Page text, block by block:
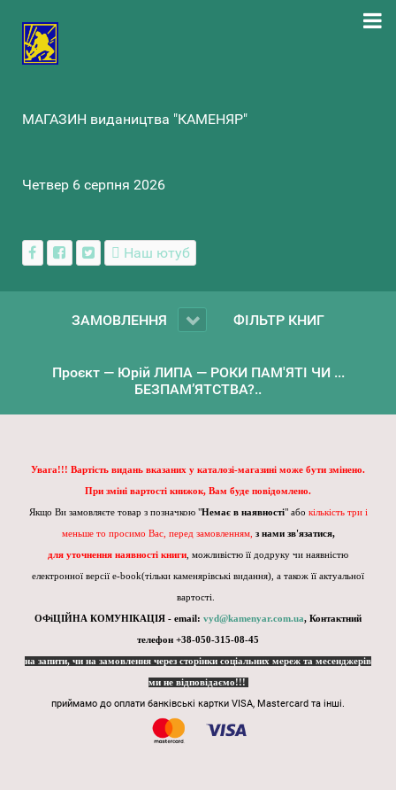
МАГАЗИН видаництва "КАМЕНЯР"
Четвер 6 серпня 2026
Наш ютуб
ЗАМОВЛЕННЯ ФІЛЬТР КНИГ
Проєкт — Юрій ЛИПА — РОКИ ПАМ'ЯТІ ЧИ ...
БЕЗПАМ’ЯТСТВА?..
Увага!!! Вартість видань вказаних у каталозі-магазині може бути змінено.
При зміні вартості книжок, Вам буде повідомлено.
Якщо Ви замовляєте товар з позначкою "Немає в наявності" або кількість три і
меньше то просимо Вас, перед замовленням, з нами зв'язатися,
для уточнення наявності книги , можливістю її додруку чи наявністю
електронної версії e-book(тільки каменярівські видання), а також її актуальної
вартості.
ОФіЦІЙНА КОМУНІКАЦІЯ - email: vyd@kamenyar.com.ua, Контактний
телефон +38-050-315-08-45
на запити, чи на замовлення через сторінки соціальних мереж та месенджерів
ми не відповідаємо!!!
приймамо до оплати банківські картки VISA, Mastercard та інші.